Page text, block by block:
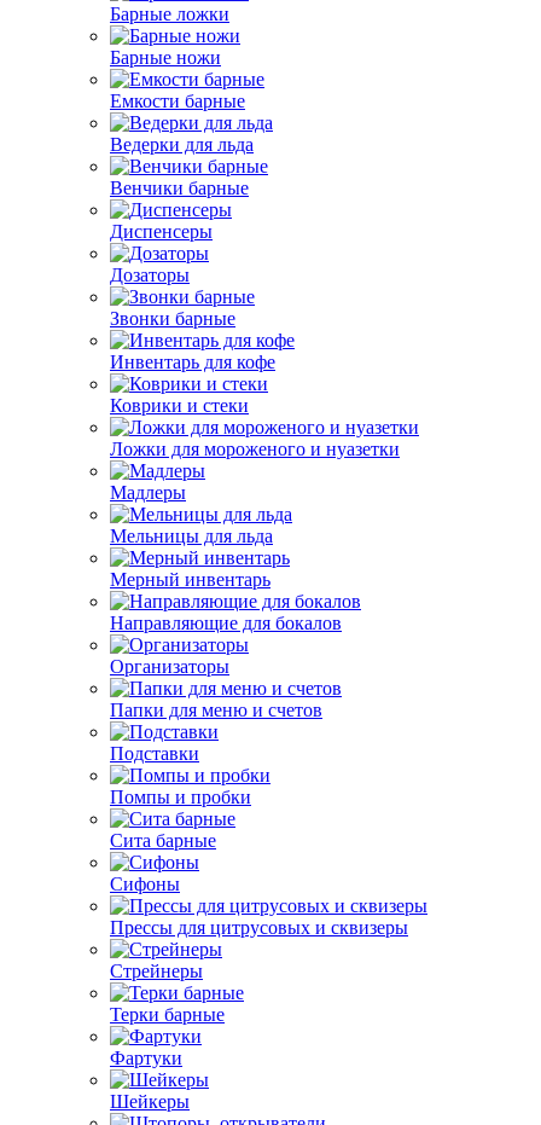
Барные ложки
Барные ножи
Емкости барные
Ведерки для льда
Венчики барные
Диспенсеры
Дозаторы
Звонки барные
Инвентарь для кофе
Коврики и стеки
Ложки для мороженого и нуазетки
Мадлеры
Мельницы для льда
Мерный инвентарь
Направляющие для бокалов
Организаторы
Папки для меню и счетов
Подставки
Помпы и пробки
Сита барные
Сифоны
Прессы для цитрусовых и сквизеры
Стрейнеры
Терки барные
Фартуки
Шейкеры